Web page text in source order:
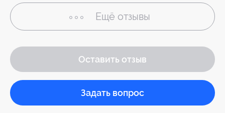
Ещё отзывы
Оставить отзыв
Задать вопрос